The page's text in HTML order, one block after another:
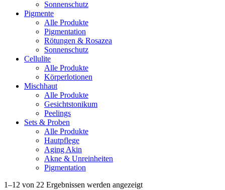
Sonnenschutz
Pigmente
Alle Produkte
Pigmentation
Rötungen & Rosazea
Sonnenschutz
Cellulite
Alle Produkte
Körperlotionen
Mischhaut
Alle Produkte
Gesichtstonikum
Peelings
Sets & Proben
Alle Produkte
Hautpflege
Aging Akin
Akne & Unreinheiten
Pigmentation
1–12 von 22 Ergebnissen werden angezeigt